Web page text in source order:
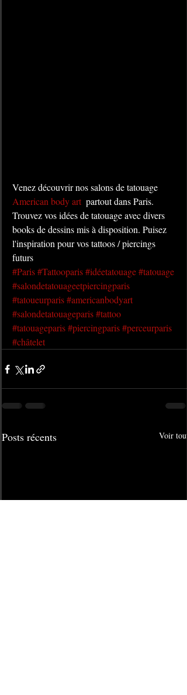
Venez découvrir nos salons de tatouage
American body art
  partout dans Paris.
Trouvez vos idées de tatouage avec divers
books de dessins mis à disposition. Puisez
l'inspiration pour vos tattoos / piercings
futurs
#Paris#Tattooparis#idéetatouage#tatouage
#salondetatouageetpiercingparis
#tatoueurparis#americanbodyart
#salondetatouageparis#tattoo
#tatouageparis#piercingparis#perceurparis
#châtelet
Posts récents Voir tout